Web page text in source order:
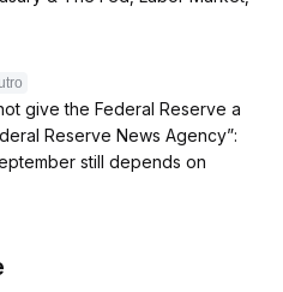
give the Federal Reserve a
Reserve News Agency”:
still depends on